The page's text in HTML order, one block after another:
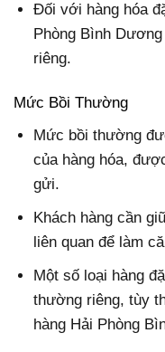
Đối với hàng hóa
Phòng Bình
riêng.
Mức Bồi Thường
Mức bồi thường
của hàng hóa,
gửi.
Khách hàng cần
liên quan để làm
Một số loại hàng
thường riêng, tùy
hàng Hải Phòng